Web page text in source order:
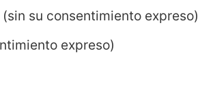
su consentimiento expreso)
expreso)